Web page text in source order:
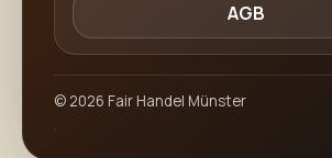
AGB
© 2026 Fair Handel Münster